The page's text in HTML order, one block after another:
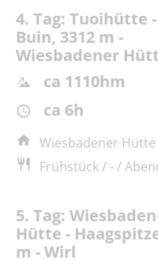
4. Tag: Tuoihütte
Buin, 3312 m -
Wiesbadener
ca 1110hm
ca 6h
Wiesbadener Hütte
Frühstück / - /
5. Tag:
Hütte -
m - Wirl